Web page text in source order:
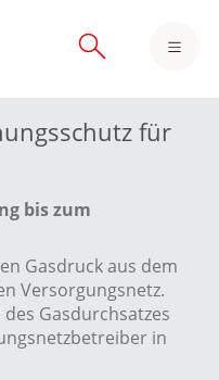
für
bis zum
Gasdruck aus dem
Versorgungsnetz.
Gasdurchsatzes
in